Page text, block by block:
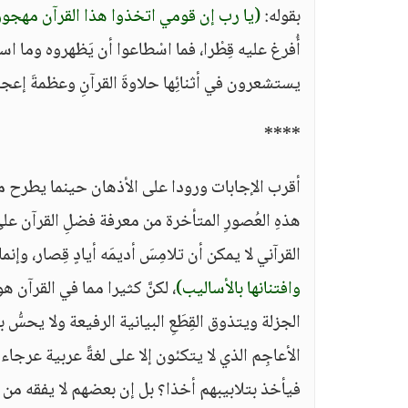
بقوله:(يا رب إن قومي اتخذوا هذا القرآن
أُفرغ عليه قِطْرا، فما اسْطاعوا أن يَظهروه وما
يستشعرون في أثنائِها حلاوةَ القرآنِ وعظمةَ
****
أقرب الإجابات ورودا على الأذهان حينما
هذهِ العُصورِ المتأخرة من معرفة فضلِ القرآن
القرآني لا يمكن أن تلامِسَ أديمَه أيادٍ قِصار،
وافتنانها بالأساليب)، لكنَّ كثيرا مما في القرآن
الجزلة ويتذوق القِطَعِ البيانية الرفيعة ولا
الأعاجِم الذي لا يتكئون إلا على لغةً عربية
فيأخذ بتلابيبهم أخذا؟ بل إن بعضهم لا يفقه